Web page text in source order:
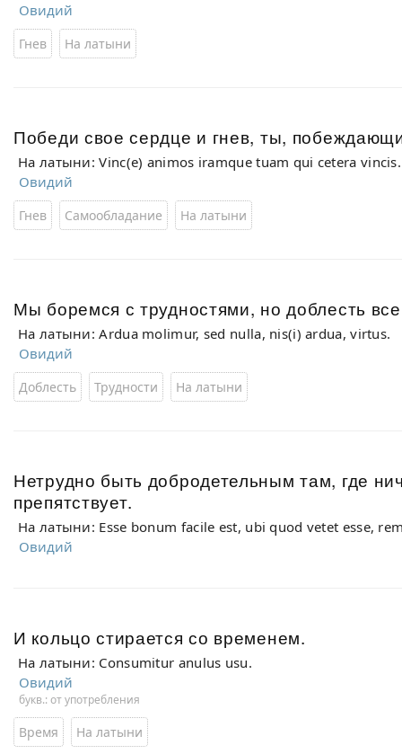
Овидий
Гнев На латыни
Победи свое сердце и гнев, ты,
На латыни: Vinc(e) animos iramque tuam qui cetera vincis.
Овидий
Гнев Самообладание На латыни
Мы боремся с трудностями, но доблесть
На латыни: Ardua molimur, sed nulla, nis(i) ardua, virtus.
Овидий
Доблесть Трудности На латыни
Нетрудно быть добродетельным там, где
препятствует.
На латыни: Esse bonum facile est, ubi quod vetet esse,
Овидий
И кольцо стирается со временем.
На латыни: Consumitur anulus usu.
Овидий
букв.: от употребления
Время На латыни